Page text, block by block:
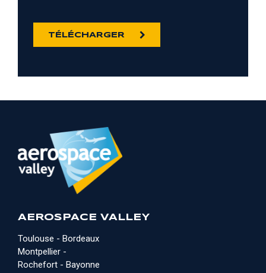
TÉLÉCHARGER
AEROSPACE VALLEY
Toulouse - Bordeaux
Montpellier -
Rochefort - Bayonne